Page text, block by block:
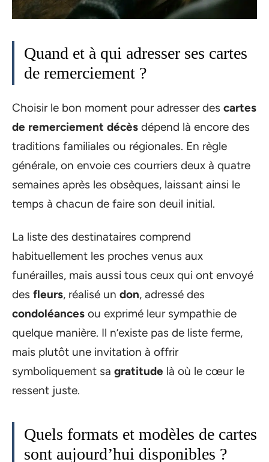
Quand et à qui adresser ses cartes
de remerciement ?
Choisir le bon moment pour adresser des cartes
de remerciement décès dépend là encore des
traditions familiales ou régionales. En règle
générale, on envoie ces courriers deux à quatre
semaines après les obsèques, laissant ainsi le
temps à chacun de faire son deuil initial.
La liste des destinataires comprend
habituellement les proches venus aux
funérailles, mais aussi tous ceux qui ont envoyé
des fleurs, réalisé un don, adressé des
condoléances ou exprimé leur sympathie de
quelque manière. Il n’existe pas de liste ferme,
mais plutôt une invitation à offrir
symboliquement sa gratitude là où le cœur le
ressent juste.
Quels formats et modèles de cartes
sont aujourd’hui disponibles ?